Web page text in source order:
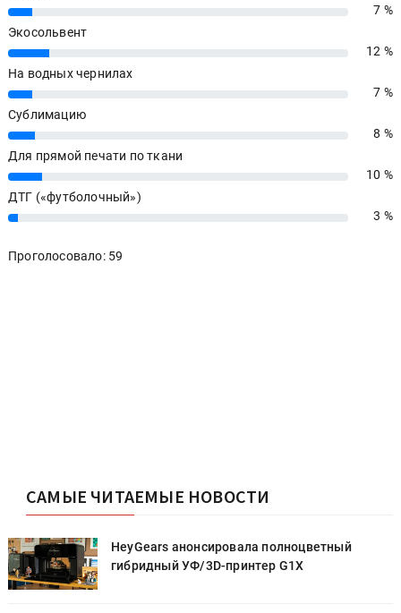
7%
7 %
Экосольвент
12%
12 %
На водных чернилах
7%
7 %
Сублимацию
8%
8 %
Для прямой печати по ткани
10%
10 %
ДТГ («футболочный»)
3% 3 %
Проголосовало: 59
САМЫЕ ЧИТАЕМЫЕ НОВОСТИ
HeyGears анонсировала полноцветный
гибридный УФ/3D-принтер G1X